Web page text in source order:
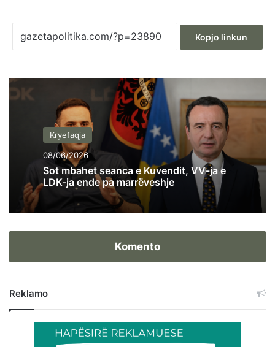
Kopjo linkun
Kryefaqja
08/06/2026
Sot mbahet seanca e Kuvendit, VV-ja e
LDK-ja ende pa marrëveshje
Komento
Reklamo